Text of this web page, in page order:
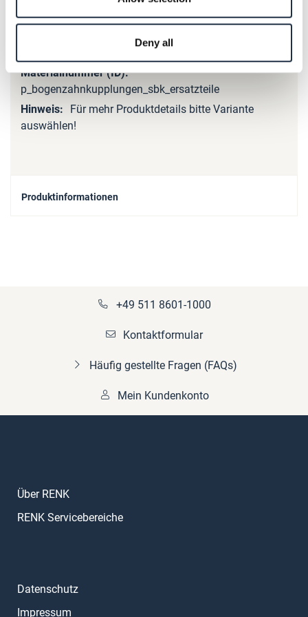
Deny all
Mehr
Informationen
p_bogenzahnkupplungen_sbk_ersatzteile
Für mehr Produktdetails bitte Variante
auswählen!
Produktinformationen
+49 511 8601-1000
Kontaktformular
Häufig gestellte Fragen (FAQs)
Mein Kundenkonto
Über RENK
RENK Servicebereiche
Datenschutz
Impressum